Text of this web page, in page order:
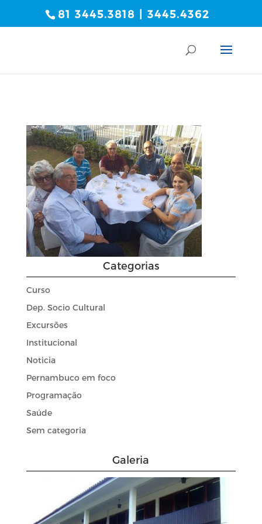
81 3445.3818 | 3445.4362
Categorias
Curso
Dep. Socio Cultural
Excursões
Institucional
Noticia
Pernambuco em foco
Programação
Saúde
Sem categoria
Galeria